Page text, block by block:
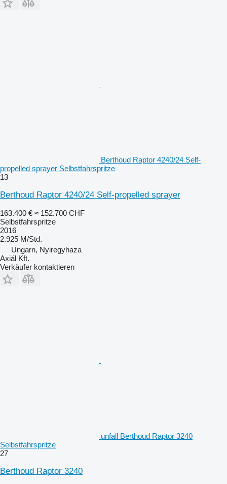
Berthoud Raptor 4240/24 Self-
propelled sprayer Selbstfahrspritze
13
Berthoud Raptor 4240/24 Self-propelled sprayer
163.400 € ≈ 152.700 CHF
Selbstfahrspritze
2016
2.925 M/Std.
Ungarn, Nyiregyhaza
Axiál Kft.
Verkäufer kontaktieren
unfall Berthoud Raptor 3240
Selbstfahrspritze
27
Berthoud Raptor 3240